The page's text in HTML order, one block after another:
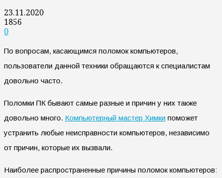
23.11.2020
1856
0
По вопросам, касающимся поломок компьютеров,
пользователи данной техники обращаются к специалистам
довольно часто.
Поломки ПК бывают самые разные и причин у них также
довольно много. Компьютерный мастер Химки поможет
устранить любые неисправности компьютеров, независимо
от причин, которые их вызвали.
Наиболее распространенные причины поломок компьютеров: